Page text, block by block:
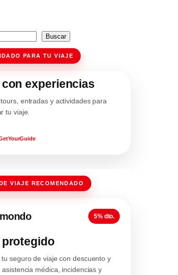
Buscar
PARA TU VIAJE
con experiencias
entradas y actividades para
tu viaje.
VIAJE RECOMENDADO
5% dto.
protegido
seguro de viaje con descuento y
asistencia médica, incidencias y